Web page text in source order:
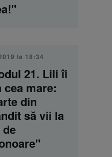
la 18:34
21. Lili îi
cea mare:
din
să vii la